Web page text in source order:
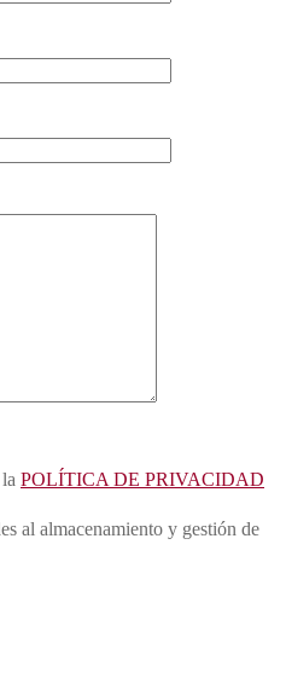
POLÍTICA DE PRIVACIDAD
al almacenamiento y gestión de